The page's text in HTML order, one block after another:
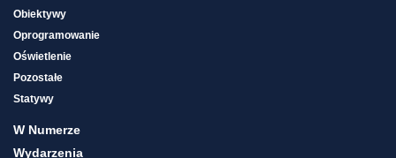
Obiektywy
Oprogramowanie
Oświetlenie
Pozostałe
Statywy
W Numerze
Wydarzenia